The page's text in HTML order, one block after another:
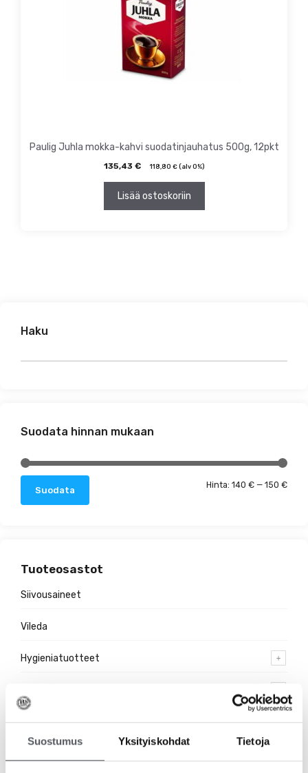
Suostumus Yksityiskohdat Tietoja
Paulig Juhla mokka-kahvi suodatinjauhatus 500g, 12pkt
135,43 € 118,80 €(alv 0%)
Lisää ostoskoriin
Haku
Suodata hinnan mukaan
Suodata Hinta: 140 € — 150 €
Tuoteosastot
Siivousaineet
Vileda
Hygieniatuotteet
Suojakäsineet